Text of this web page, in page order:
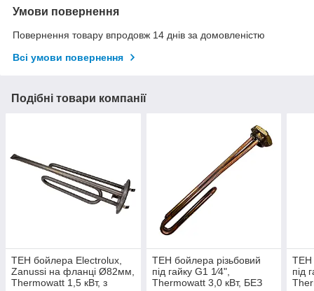
Умови повернення
Повернення товару впродовж 14 днів за домовленістю
Всі умови повернення
Подібні товари компанії
ТЕН бойлера Electrolux,
Zanussi на фланці Ø82мм,
Thermowatt 1,5 кВт, з
ТЕН бойлера різьбовий
під гайку G1 1⁄4",
Thermowatt 3,0 кВт, БЕЗ
ТЕН
під